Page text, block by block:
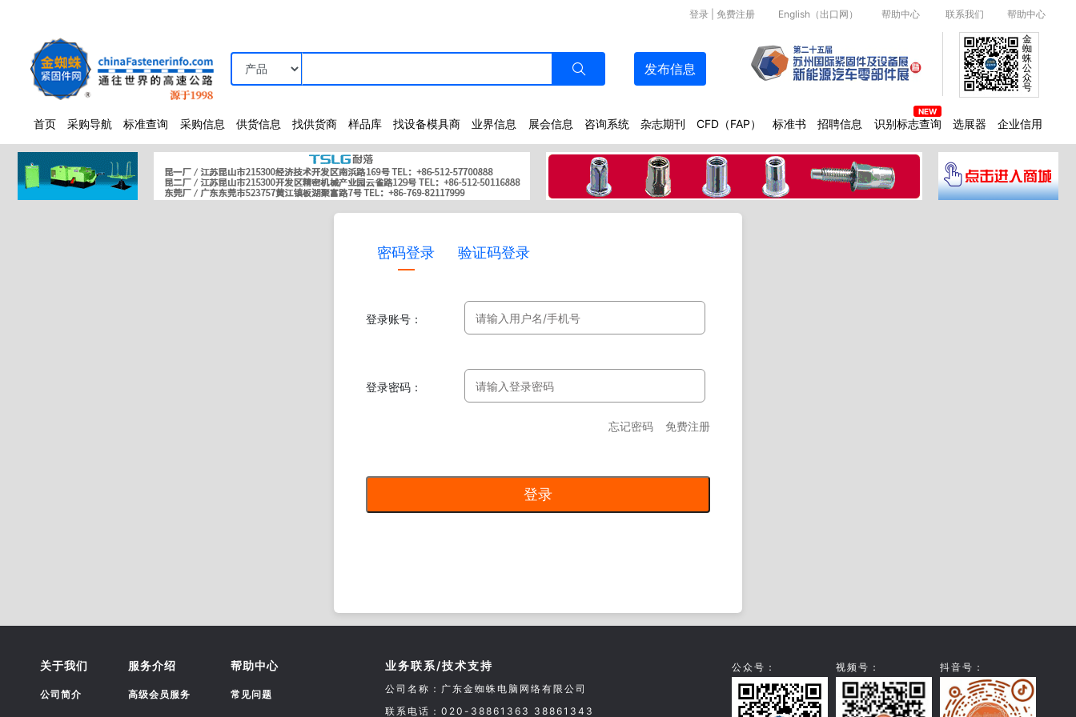
English（出口网） 帮助中心 联系我们 帮助中心
登录 免费注册
发布信息
首页 采购导航 标准查询 采购信息 供货信息 找供货商 样品库 找设备模具商 业界信息 展会信息 咨询系统 杂志期刊 CFD（FAP） 标准书 招聘信息 识别标志查询 选展器 企业信用
金
蜘
蛛
公
众
号
密码登录 验证码登录
登录账号：
登录密码：
忘记密码 免费注册
关于我们
公司简介
服务介绍
高级会员服务
帮助中心
常见问题
业务联系/技术支持
公司名称：广东金蜘蛛电脑网络有限公司
联系电话：020-38861363 38861343
公众号： 视频号： 抖音号：